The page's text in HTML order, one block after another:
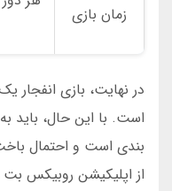
زمان بازی
در نهایت، بازی انفجار
است. با این حال، باید
بندی است و احتمال
از اپلیکیشن روبیکس بت